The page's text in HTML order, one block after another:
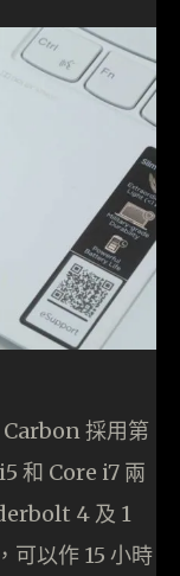
採用第
和 Core i7 兩
4 及 1
可以作 15 小時